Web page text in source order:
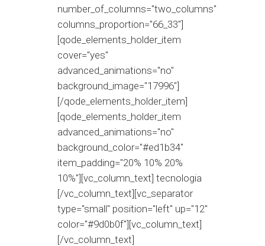
number_of_columns="two_columns"
columns_proportion="66_33"]
[qode_elements_holder_item
cover="yes"
advanced_animations="no"
background_image="17996"]
[/qode_elements_holder_item]
[qode_elements_holder_item
advanced_animations="no"
background_color="#ed1b34"
item_padding="20% 10% 20%
10%"][vc_column_text] tecnologia
[/vc_column_text][vc_separator
type="small" position="left" up="12"
color="#9d0b0f"][vc_column_text]
[/vc_column_text]